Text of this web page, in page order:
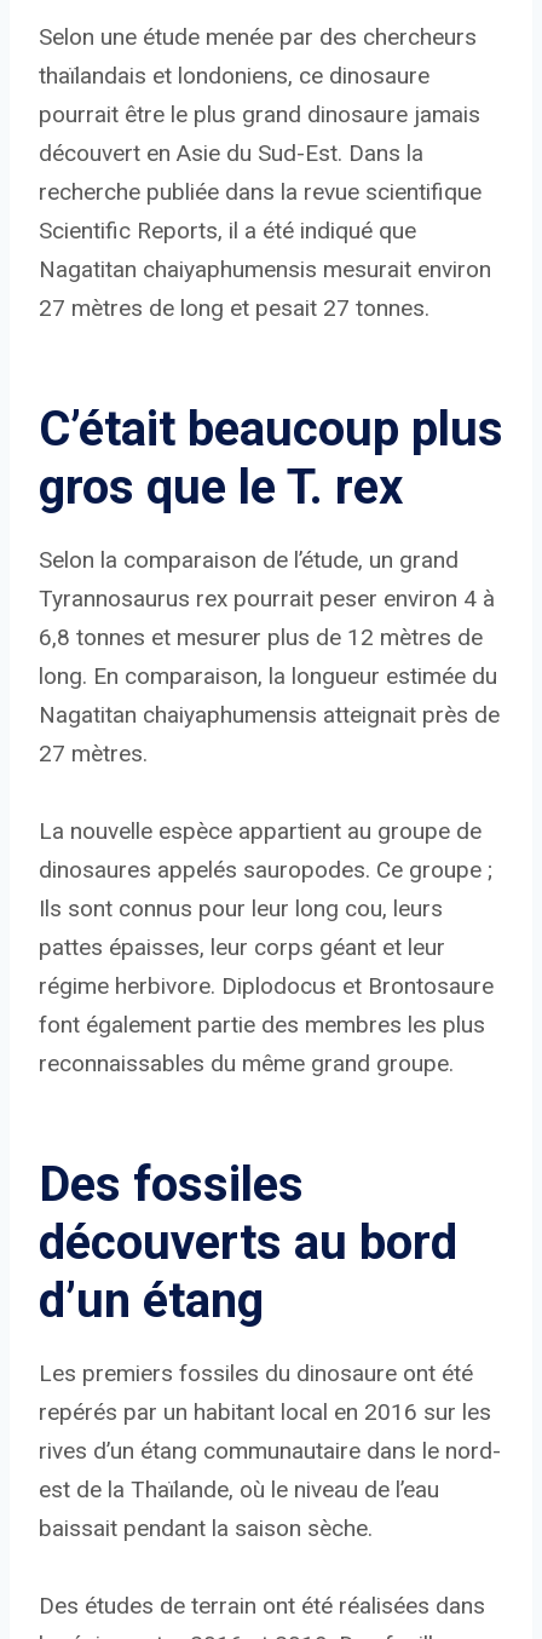
Selon une étude menée par des chercheurs
thaïlandais et londoniens, ce dinosaure
pourrait être le plus grand dinosaure jamais
découvert en Asie du Sud-Est. Dans la
recherche publiée dans la revue scientifique
Scientific Reports, il a été indiqué que
Nagatitan chaiyaphumensis mesurait environ
27 mètres de long et pesait 27 tonnes.
C’était beaucoup plus
gros que le T. rex
Selon la comparaison de l’étude, un grand
Tyrannosaurus rex pourrait peser environ 4 à
6,8 tonnes et mesurer plus de 12 mètres de
long. En comparaison, la longueur estimée du
Nagatitan chaiyaphumensis atteignait près de
27 mètres.
La nouvelle espèce appartient au groupe de
dinosaures appelés sauropodes. Ce groupe ;
Ils sont connus pour leur long cou, leurs
pattes épaisses, leur corps géant et leur
régime herbivore. Diplodocus et Brontosaure
font également partie des membres les plus
reconnaissables du même grand groupe.
Des fossiles
découverts au bord
d’un étang
Les premiers fossiles du dinosaure ont été
repérés par un habitant local en 2016 sur les
rives d’un étang communautaire dans le nord-
est de la Thaïlande, où le niveau de l’eau
baissait pendant la saison sèche.
Des études de terrain ont été réalisées dans